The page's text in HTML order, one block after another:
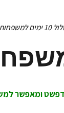
בהונגריה
ומאפשר